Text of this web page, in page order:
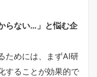
らない…」と悩む企
ためには、まずAI研
することが効果的で